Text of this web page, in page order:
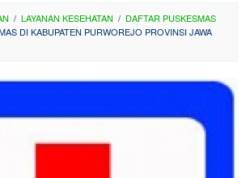
/ LAYANAN KESEHATAN / DAFTAR PUSKESMAS
DI KABUPATEN PURWOREJO PROVINSI JAWA